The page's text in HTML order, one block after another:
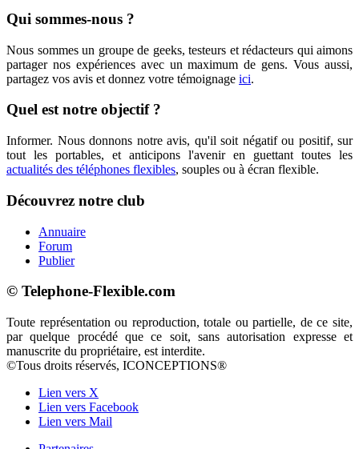
Qui sommes-nous ?
Nous sommes un groupe de geeks, testeurs et rédacteurs qui aimons
partager nos expériences avec un maximum de gens. Vous aussi,
partagez vos avis et donnez votre témoignage ici.
Quel est notre objectif ?
Informer. Nous donnons notre avis, qu'il soit négatif ou positif, sur
tout les portables, et anticipons l'avenir en guettant toutes les
actualités des téléphones flexibles, souples ou à écran flexible.
Découvrez notre club
Annuaire
Forum
Publier
© Telephone-Flexible.com
Toute représentation ou reproduction, totale ou partielle, de ce site,
par quelque procédé que ce soit, sans autorisation expresse et
manuscrite du propriétaire, est interdite.
©Tous droits réservés, ICONCEPTIONS®
Lien vers X
Lien vers Facebook
Lien vers Mail